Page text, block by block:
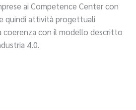
ai Competence Center con
quindi attività progettuali
con il modello descritto
4.0.